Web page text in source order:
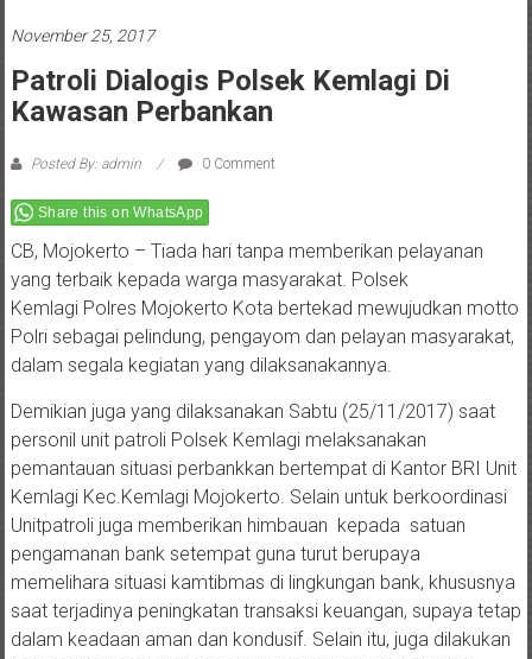
November 25, 2017
Patroli Dialogis Polsek Kemlagi Di
Kawasan Perbankan
Posted By: admin 0 Comment
Share this on WhatsApp
CB, Mojokerto – Tiada hari tanpa memberikan pelayanan
yang terbaik kepada warga masyarakat. Polsek
Kemlagi Polres Mojokerto Kota bertekad mewujudkan motto
Polri sebagai pelindung, pengayom dan pelayan masyarakat,
dalam segala kegiatan yang dilaksanakannya.
Demikian juga yang dilaksanakan Sabtu (25/11/2017) saat
personil unit patroli Polsek Kemlagi melaksanakan
pemantauan situasi perbankkan bertempat di Kantor BRI Unit
Kemlagi Kec.Kemlagi Mojokerto. Selain untuk berkoordinasi
Unitpatroli juga memberikan himbauan kepada satuan
pengamanan bank setempat guna turut berupaya
memelihara situasi kamtibmas di lingkungan bank, khususnya
saat terjadinya peningkatan transaksi keuangan, supaya tetap
dalam keadaan aman dan kondusif. Selain itu, juga dilakukan